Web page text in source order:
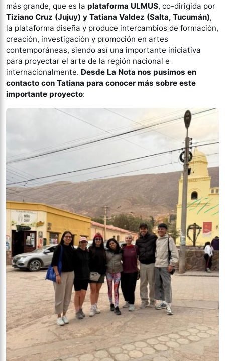
más grande, que es la plataforma ULMUS, co-dirigida por
Tiziano Cruz (Jujuy) y Tatiana Valdez (Salta, Tucumán),
la plataforma diseña y produce intercambios de formación,
creación, investigación y promoción en artes
contemporáneas, siendo así una importante iniciativa
para proyectar el arte de la región nacional e
internacionalmente. Desde La Nota nos pusimos en
contacto con Tatiana para conocer más sobre este
importante proyecto: